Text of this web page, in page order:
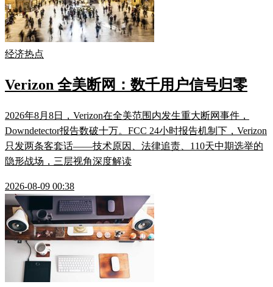
经济热点
Verizon 全美断网：数千用户信号归零
2026年8月8日，Verizon在全美范围内发生重大断网事件，
Downdetector报告数破十万。FCC 24小时报告机制下，Verizon
只发两条客套话——技术原因、法律追责、110天中期选举的
隐形战场，三层视角深度解读
2026-08-09 00:38